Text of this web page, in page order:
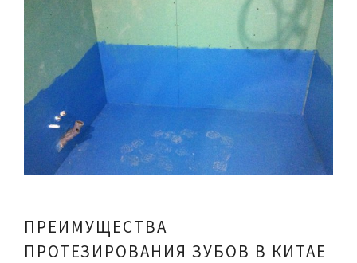
ПРЕИМУЩЕСТВА
ПРОТЕЗИРОВАНИЯ ЗУБОВ В КИТАЕ